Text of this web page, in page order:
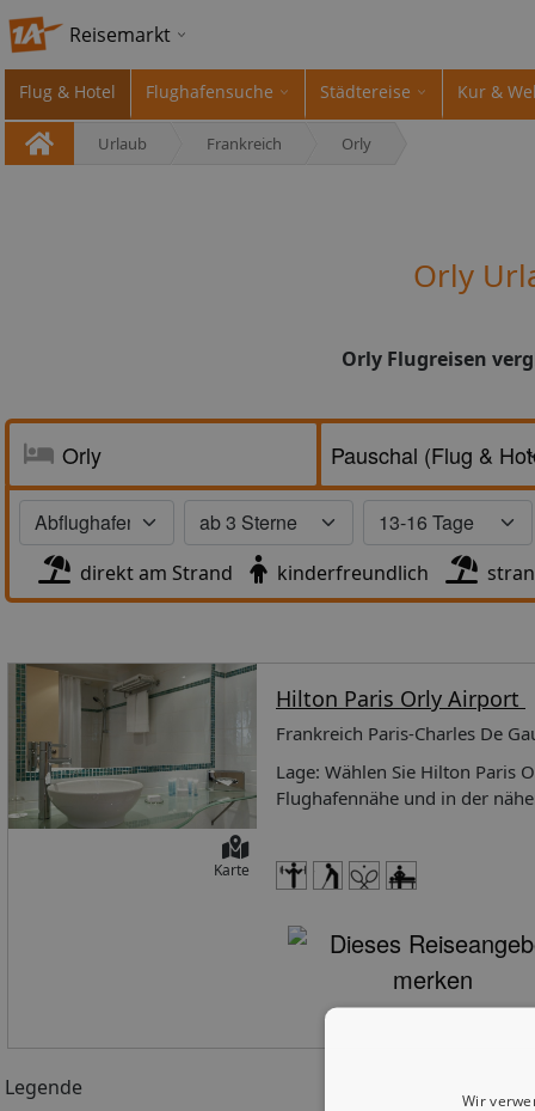
Reisemarkt
Flug & Hotel Flughafensuche Städtereise Kur &
Urlaub Frankreich Orly
Orly
Orly Flugreisen
direkt am Strand kinderfreundlich
Karte
Hilton Paris Orly Airport
Frankreich Paris-Charles De
Lage: Wählen Sie Hilton Paris Orly Airport in Paray Vieille-Poste für Ihren Aufenthalt, wohnen Sie in Flughafennähe und in der näheren Umgebung von Gustave Roussy. Dieses Hotel mit 4 Sternen liegt nur einige Kilometer entfernt von: Kathedrale Notre-Dame de Paris und Eiffelturm.Zimmer Fühlen Sie sich in einem der 340 klimatisierten Zimmer wie zu Hause. Satellitenempfang ist ebenso vorhanden wie ein Internetzugang per Kabel und WLAN (gegen Gebühr). Es sind eigene Badezimmer mit Duschen vorhanden, die über kostenlose Toilettenartikel und Haartrockner verfügen. Zur Austattung gehören Schreibtische und Bügeleisen/Bügelbretter; die Zimmer werden täglich sauber gemacht.Ausstattung Für Ihre Freizeit stehen Fitnesscenter (rund um die Uhr geöffnet), WLAN-Internetzugang (kostenlos) und Babysitter oder Kinderbetreuung (gegen Gebühr) zur Verfügung.Speisen Dieses Hotel beherbergt ein Restaurant mit Bar. Komfortabel ist aber auch der Zimmerservice (rund um die Uhr). Ihren Durst können Sie an der Bar/Lounge stillen. Gegen Gebühr wird täglich ein Frühstücksbuffet angeboten.Business, weitere Annehmlichkeiten Zum Angebot gehören ein rund um die Uhr geöffnetes Businesscenter, kostenlose Zeitungen in der Lobby und ein Textilreinigungsservice. Für Veranstaltungen stehen folgende Einrichtungen zur Verfügung: Konferenzraum und Tagungsräume. Der Flughafentransfer (rund um die Uhr) ist kostenlos. Verpflegung: Dieses Hotel beherbergt ein Restaurant mit Bar. Komfortabel ist aber auch der Zimmerservice (rund um die Uhr). Ihren Durst können Sie an der Bar/Lounge stillen. Gegen Gebühr wird täglich ein Frühstücksbuffet angeboten. Erholung: Dieses Hotel verfügt über folgendes Angebot: Fitnesscenter (rund um die Uhr geöffnet). In der Umgebung: Hilton Paris Orly Airport liegt in der Nähe der folgenden großen Flughäfen:Paris (ORY-Orly) - ca. 0,4 kmParis (CDG-Roissy-Charles de Gaulle) - ca. 33,9 kmDer am günstigsten gelegene Flughafen für Hilton Paris Orly Airport ist: Paris (ORY-Orly). Entfernungen entsprechen der Luftlinie vom Hotel bis zur Attraktion bzw. dem Flughafen und nicht unbedingt der Entfernung, die zurückgelegt werden muss. Entfernungen werden in Schritten von 0,1 Kilometern gerundet angegeben. Zu Beachten: Bis zu 2 Kinder bis zu 12 Jahren können im Zimmer der Eltern oder Erziehungsberechtigten kostenlos übernachten, wenn keine zusätzlichen Bettwaren angefordert werden. Info: Nationale Bewertung Die offizielle Sternebewertung für dieser Unterkunft wurde von der Französischen Zentrale für Tourismus, ATOUT France, erstellt.Wissenswertes vor der Reise Bis zu 2 Kinder bis zu 12 Jahren können im Zimmer der Eltern oder Erziehungsberechtigten kostenlos übernachten, wenn keine zusätzlichen Bettwaren angefordert werden. Gebühren Das Hotel erhebt beim Check-in/Check-out, bzw. wenn die entsprechende Leistung in Anspruch genommen wird, folgende Gebühren und Kautionen: Aufpreis für das Frühstücksbuffet: ca. 22 EUR pro Person Gebühr für WLAN im Zimmer: 15 EUR für 24 Stunden (Preise können variieren) Gebühr für Internetzugang per Kabel im
Legende
Wir